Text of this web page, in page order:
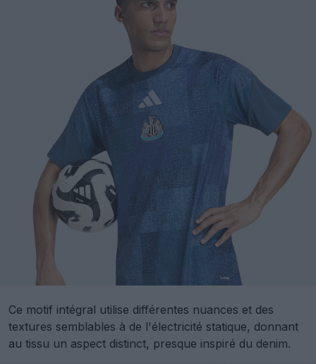
Ce motif intégral utilise différentes nuances et des
textures semblables à de l'électricité statique, donnant
au tissu un aspect distinct, presque inspiré du denim.